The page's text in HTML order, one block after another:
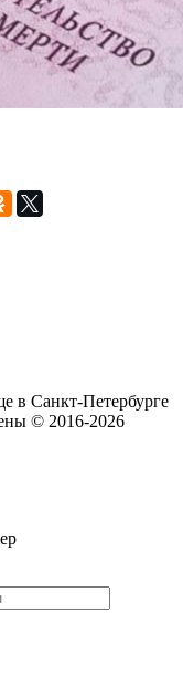
в Санкт-Петербурге
© 2016-2026